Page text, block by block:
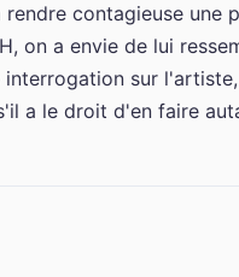
contagieuse une
on a envie de lui
sur
a le droit d'en faire